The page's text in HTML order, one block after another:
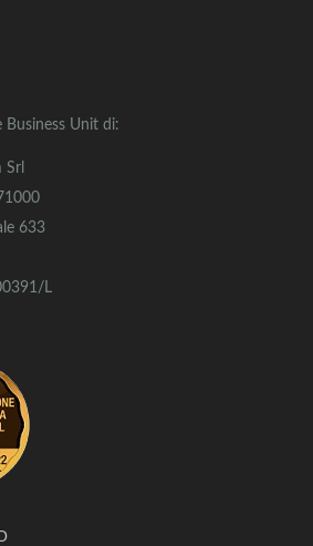
Business Unit di:
Srl
633
L